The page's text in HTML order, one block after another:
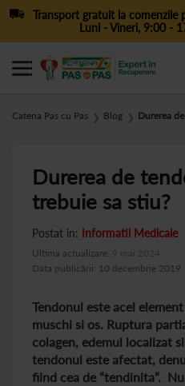
Transport gratuit la comenzile
Luni - Vineri, 9:00 -
Catena Pas cu Pas ❯ Blog ❯ Durerea
Durerea de
trebuie sa stiu?
Postat in: Informatii Medicale
Data publicării: 10 decembrie 2019
Ultima actualizare: 9 mai 2024
Tendonul este acel
muschi si os. Ruptura
colagen, edemul localizat
tendonul este afectat,
fiind cea de “tendinita”.